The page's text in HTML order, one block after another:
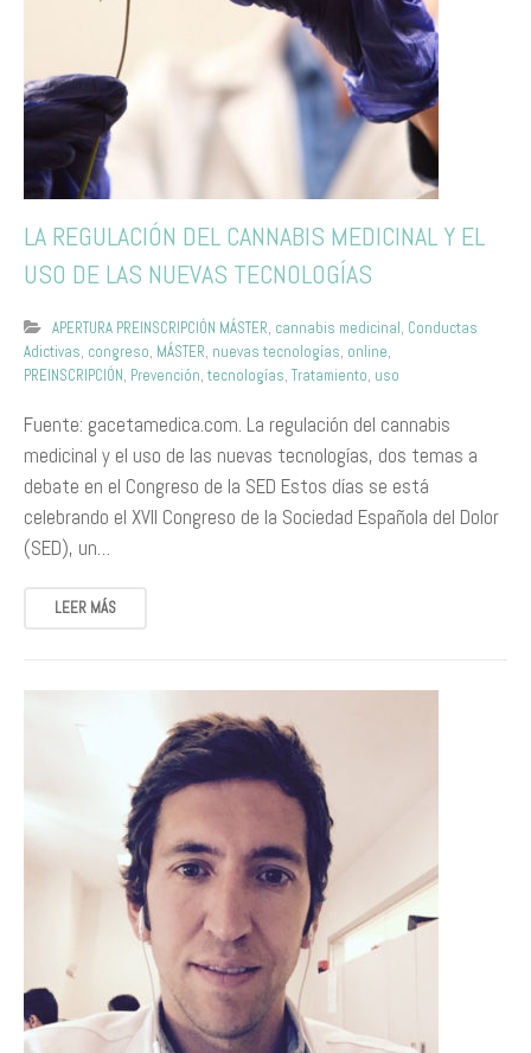
LA REGULACIÓN DEL CANNABIS MEDICINAL Y EL
USO DE LAS NUEVAS TECNOLOGÍAS
APERTURA PREINSCRIPCIÓN MÁSTER, cannabis medicinal, Conductas
Adictivas, congreso, MÁSTER, nuevas tecnologías, online,
PREINSCRIPCIÓN, Prevención, tecnologías, Tratamiento, uso
Fuente: gacetamedica.com. La regulación del cannabis
medicinal y el uso de las nuevas tecnologías, dos temas a
debate en el Congreso de la SED Estos días se está
celebrando el XVII Congreso de la Sociedad Española del Dolor
(SED), un…
LEER MÁS